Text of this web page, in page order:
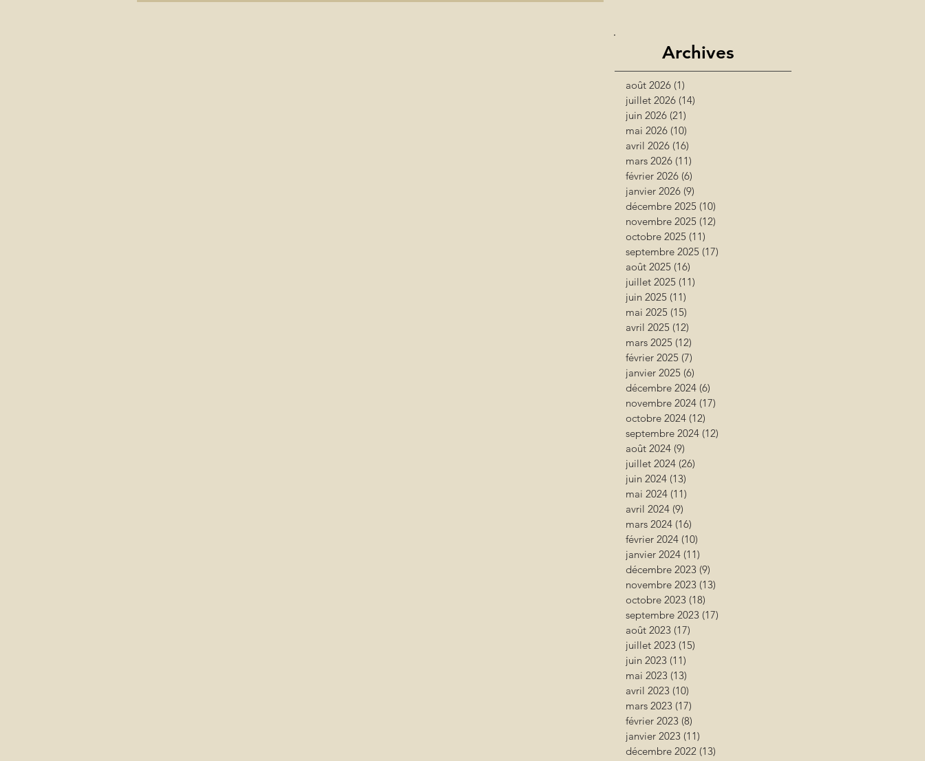
Archives
août 2026 (1)
juillet 2026 (14)
juin 2026 (21)
mai 2026 (10)
avril 2026 (16)
mars 2026 (11)
février 2026 (6)
janvier 2026 (9)
décembre 2025 (10)
novembre 2025 (12)
octobre 2025 (11)
septembre 2025 (17)
août 2025 (16)
juillet 2025 (11)
juin 2025 (11)
mai 2025 (15)
avril 2025 (12)
mars 2025 (12)
février 2025 (7)
janvier 2025 (6)
décembre 2024 (6)
novembre 2024 (17)
octobre 2024 (12)
septembre 2024 (12)
août 2024 (9)
juillet 2024 (26)
juin 2024 (13)
mai 2024 (11)
avril 2024 (9)
mars 2024 (16)
février 2024 (10)
janvier 2024 (11)
décembre 2023 (9)
novembre 2023 (13)
octobre 2023 (18)
septembre 2023 (17)
août 2023 (17)
juillet 2023 (15)
juin 2023 (11)
mai 2023 (13)
avril 2023 (10)
mars 2023 (17)
février 2023 (8)
janvier 2023 (11)
décembre 2022 (13)